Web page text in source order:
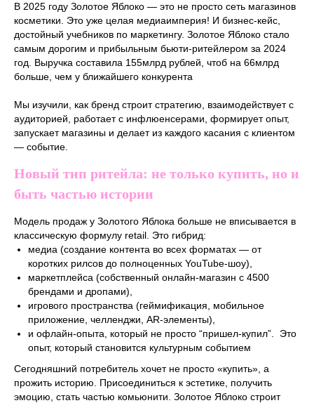
В 2025 году Золотое Яблоко — это не просто сеть магазинов
косметики. Это уже целая медиаимперия! И бизнес-кейс,
достойный учебников по маркетингу. Золотое Яблоко стало
самым дорогим и прибыльным бьюти-ритейлером за 2024
год. Выручка составила 155млрд рублей, чтоб на 66млрд
больше, чем у ближайшего конкурента
Мы изучили, как бренд строит стратегию, взаимодействует с
аудиторией, работает с инфлюенсерами, формирует опыт,
запускает магазины и делает из каждого касания с клиентом
— событие.
Новый тип ритейла: не только купить, но и
быть частью истории
Модель продаж у Золотого Яблока больше не вписывается в
классическую формулу retail. Это гибрид:
медиа (создание контента во всех форматах — от
коротких рилсов до полноценных YouTube-шоу),
маркетплейса (собственный онлайн-магазин с 4500
брендами и дропами),
игрового пространства (геймификация, мобильное
приложение, челленджи, AR-элементы),
и офлайн-опыта, который не просто “пришел-купил”. Это
опыт, который становится культурным событием
Сегодняшний потребитель хочет не просто «купить», а
прожить историю. Присоединиться к эстетике, получить
эмоцию, стать частью комьюнити. Золотое Яблоко строит